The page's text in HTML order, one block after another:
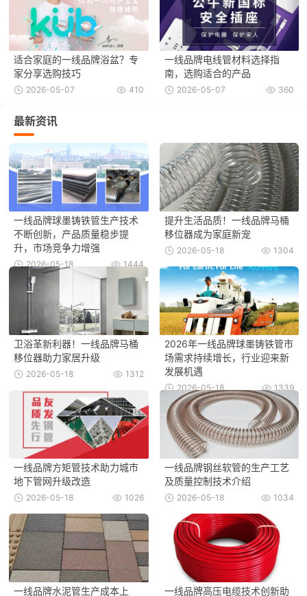
适合家庭的一线品牌浴盆？专
家分享选购技巧
410
2026-05-07
一线品牌电线管材料选择指
南，选购适合的产品
360
2026-05-07
最新资讯
一线品牌球墨铸铁管生产技术
不断创新，产品质量稳步提
升，市场竞争力增强
1444
2026-05-18
提升生活品质！一线品牌马桶
移位器成为家庭新宠
1304
2026-05-18
卫浴革新利器！一线品牌马桶
移位器助力家居升级
1312
2026-05-18
2026年一线品牌球墨铸铁管市
场需求持续增长，行业迎来新
发展机遇
1339
2026-05-18
一线品牌方矩管技术助力城市
地下管网升级改造
1026
2026-05-18
一线品牌钢丝软管的生产工艺
及质量控制技术介绍
1034
2026-05-18
一线品牌水泥管生产成本上
一线品牌高压电缆技术创新助